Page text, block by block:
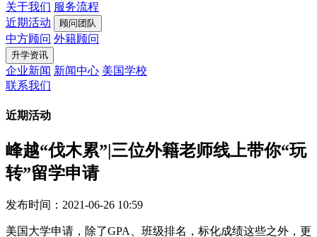
关于我们 服务流程
近期活动
顾问团队
中方顾问 外籍顾问
升学资讯
企业新闻 新闻中心 美国学校
联系我们
近期活动
峰越“伐木累”|三位外籍老师线上带你“玩
转”留学申请
发布时间：2021-06-26 10:59
美国大学申请，除了GPA、班级排名，标化成绩这些之外，更